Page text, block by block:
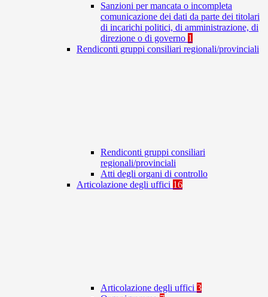
Sanzioni per mancata o incompleta
comunicazione dei dati da parte dei titolari
di incarichi politici, di amministrazione, di
direzione o di governo 1
Rendiconti gruppi consiliari regionali/provinciali
Rendiconti gruppi consiliari
regionali/provinciali
Atti degli organi di controllo
Articolazione degli uffici 16
Articolazione degli uffici 3